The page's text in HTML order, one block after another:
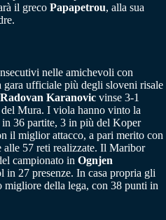
il greco Papapetrou, alla sua
nelle amichevoli con
ufficiale più degli sloveni risale
Radovan Karanovic vinse 3-1
Mura. I viola hanno vinto la
36 partite, 3 in più del Koper
il miglior attacco, a pari merito con
57 reti realizzate. Il Maribor
campionato in Ognjen
in 27 presenze. In casa propria gli
della lega, con 38 punti in